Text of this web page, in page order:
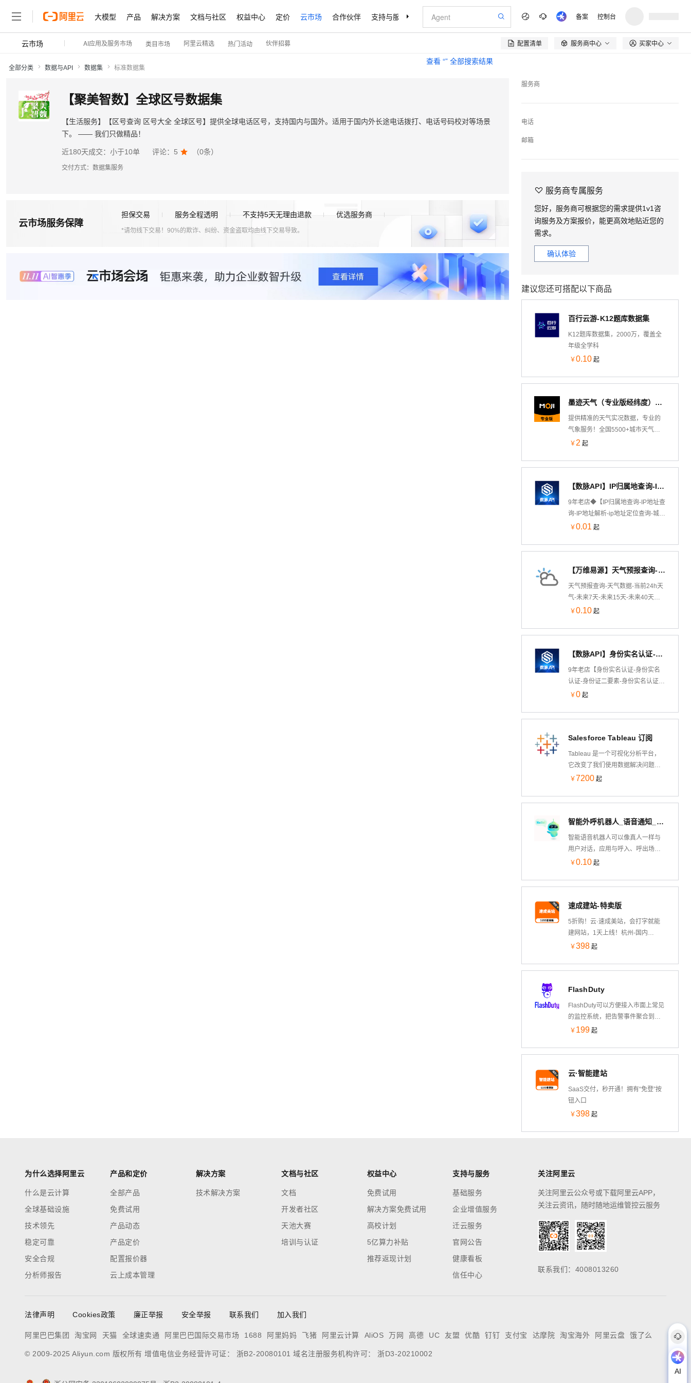
大模型 产品 解决方案 文档与社区 权益中心 定价 云市场 合作伙伴 支持与服务 了解阿里云
查看 “” 全部搜索结果
备案 控制台
云市场 AI应用及服务市场 类目市场 阿里云精选 热门活动 伙伴招募 配置清单  服务商中心 买家中心
全部分类 数据与API 数据集 标准数据集
【聚美智数】全球区号数据集
【生活服务】【区号查询 区号大全 全球区号】提供全球电话区号，支持国内与国外。适用于国内外长途电话拨打、电话号码校对等场景
下。 —— 我们只做精品！
近180天成交： 小于10单 评论： 5  （0条）
交付方式： 数据集服务
云市场服务保障
担保交易 服务全程透明 不支持5天无理由退款 优选服务商
*请勿线下交易！90%的欺诈、纠纷、资金盗取均由线下交易导致。
服务商
电话
邮箱
 服务商专属服务
您好，服务商可根据您的需求提供1v1咨
询服务及方案报价，能更高效地贴近您的
需求。
确认体验
建议您还可搭配以下商品
百行云游-K12题库数据集
K12题库数据集，2000万，覆盖全
年级全学科
￥0.10 起
墨迹天气（专业版经纬度）全国天气查询预报、数据灾害预警空气质量接口
提供精准的天气实况数据，专业的
气象服务！全国5500+城市天气信
息，您需要的，这里都有!天气预报
￥ 2 起
【数脉API】IP归属地查询-IPv4地址查询-IP地址解析-IP地址定位查询-IP地理位置查询-城市节点
9年老店◆【IP归属地查询-IP地址查
询-IP地址解析-ip地址定位查询-城市
节点】根据IP地址查询归属地信
完成IP地址地理位置定位。该版本
适用于企业或个人开发者，如需
IPv6欢迎咨询客服，新老客户享5折
保障◆金牌售后—阿里云6星级金牌
服务商
￥0.01 起
【万维易源】天气预报查询-天气数据-当前24h天气-未来7天-未来15天-未来40天的天气数据-历史天气-全国天气...
天气预报查询-天气数据-当前24h天
气-未来7天-未来15天-未来40天的
天气数据-历史天气数据-全国天气预
查询到当前24小时天气、未来7天、
15天、40天内的天气及历史天气数
据。广泛应用于能源、电力、农
航天航海、旅游业、建筑业等领
域。
￥0.10 起
【数脉API】身份实名认证-身份实名认证-身份证二要素-身份证实名认证-身份证实名认证-身份实名认证-身份证...
9年老店【身份实名认证-身份实名
认证-身份证二要素-身份实名认证-
实名认证-身份证实名-身份证实名认
证-身份证实名验证-身份证实名认证
核验校验-身份实名认证-身份证实名
认证接口-身份证二要素核验-身份实
名、身份证号，核验二要素是否一
致，返回生日、性别、籍贯等信
据。
￥0 起
Salesforce Tableau 订阅
Tableau 是一个可视化分析平台，
它改变了我们使用数据解决问题的
方式，使个人和组织能够充分利用
咨询。
￥7200 起
智能外呼机器人_语音通知_自动外呼——Udesk智能云电销
智能语音机器人可以像真人一样与
用户对话，应用与呼入、呼出场
景。呼入上，可以7*24小时接待，
面，使用AI技术代替电销人员批量
拨打用户电话，提供电话邀约、调
研、回访、确认等智能外呼服务，
￥0.10 起
速成建站-特卖版
5折购！云·速成美站，会打字就能
建网站，1天上线！杭州-国内
CDN、香港-海外CDN、配SSL证
￥398 起
FlashDuty
FlashDuty可以方便接入市面上常见
的监控系统，把告警事件聚合到
FlashDuty 中心处理，提供事件聚合
￥ 199 起
云·智能建站
SaaS交付，秒开通！拥有“免登”按
钮入口
￥398 起
为什么选择阿里云
什么是云计算
全球基础设施
技术领先
稳定可靠
安全合规
分析师报告
产品和定价
全部产品
免费试用
产品动态
产品定价
配置报价器
云上成本管理
解决方案
技术解决方案
文档与社区
文档
开发者社区
天池大赛
培训与认证
权益中心
免费试用
解决方案免费试用
高校计划
5亿算力补贴
推荐返现计划
支持与服务
基础服务
企业增值服务
迁云服务
官网公告
健康看板
信任中心
关注阿里云
关注阿里云公众号或下载阿里云APP，
关注云资讯，随时随地运维管控云服务
联系我们：4008013260
法律声明 Cookies政策 廉正举报 安全举报 联系我们 加入我们
阿里巴巴集团 淘宝网 天猫 全球速卖通 阿里巴巴国际交易市场 1688 阿里妈妈 飞猪 阿里云计算 AliOS 万网 高德 UC 友盟 优酷 钉钉 支付宝 达摩院 淘宝海外 阿里云盘 饿了么
© 2009-2025 Aliyun.com 版权所有 增值电信业务经营许可证： 浙B2-20080101 域名注册服务机构许可： 浙D3-20210002

联系服务商
AI